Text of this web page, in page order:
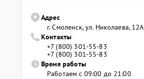
Адрес
г. Смоленск, ул. Николаева, 12А
Контакты
+7 (800) 301-55-83
+7 (800) 301-55-83
Время работы
Работаем с 09:00 до 21:00